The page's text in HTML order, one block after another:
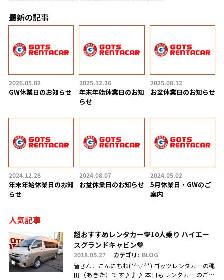
最新の記事
2026.05.02
GW休業日のお知らせ
2025.12.26
年末年始休業日のお知
らせ
2025.08.12
お盆休業日のお知らせ
2024.12.28
年末年始休業日のお知
らせ
2024.08.07
お盆休業日のお知らせ
2024.05.02
5月休業日・GWのご
案内
人気記事
超おすすめレンタカー💛10人乗り ハイエー
スグランドキャビン💛
2018.05.27 カテゴリ: BLOG
皆さん、こんにちわ(*^▽^*) ゴッツレンタカーの穐
田（あきた）です♪♪♪ 本日もレンタカーのご利